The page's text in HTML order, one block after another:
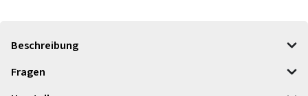
Beschreibung
Fragen